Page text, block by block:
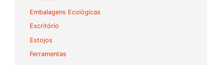
Embalagens Ecológicas
Escritório
Estojos
Ferramentas